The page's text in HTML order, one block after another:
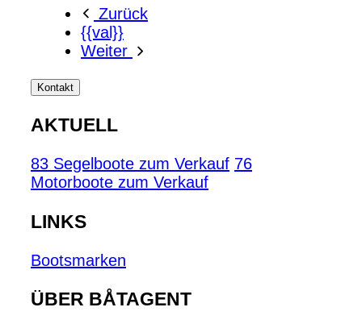
Zurück
{{val}}
Weiter
Kontakt
AKTUELL
83 Segelboote zum Verkauf 76
Motorboote zum Verkauf
LINKS
Bootsmarken
ÜBER BÅTAGENT